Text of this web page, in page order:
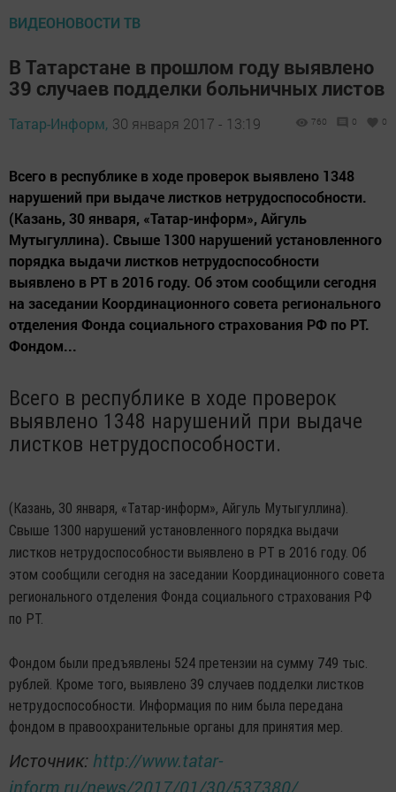
ВИДЕОНОВОСТИ ТВ
В Татарстане в прошлом году выявлено
39 случаев подделки больничных листов
Татар-Информ, 30 января 2017 - 13:19 760 0 0
Всего в республике в ходе проверок выявлено 1348
нарушений при выдаче листков нетрудоспособности.
(Казань, 30 января, «Татар-информ», Айгуль
Мутыгуллина). Свыше 1300 нарушений установленного
порядка выдачи листков нетрудоспособности
выявлено в РТ в 2016 году. Об этом сообщили сегодня
на заседании Координационного совета регионального
отделения Фонда социального страхования РФ по РТ.
Фондом...
Всего в республике в ходе проверок
выявлено 1348 нарушений при выдаче
листков нетрудоспособности.
(Казань, 30 января, «Татар-информ», Айгуль Мутыгуллина).
Свыше 1300 нарушений установленного порядка выдачи
листков нетрудоспособности выявлено в РТ в 2016 году. Об
этом сообщили сегодня на заседании Координационного совета
регионального отделения Фонда социального страхования РФ
по РТ.
Фондом были предъявлены 524 претензии на сумму 749 тыс.
рублей. Кроме того, выявлено 39 случаев подделки листков
нетрудоспособности. Информация по ним была передана
фондом в правоохранительные органы для принятия мер.
Источник: http://www.tatar-
inform.ru/news/2017/01/30/537380/